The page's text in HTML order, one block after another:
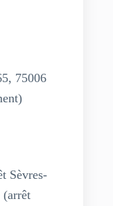
75006
Sèvres-